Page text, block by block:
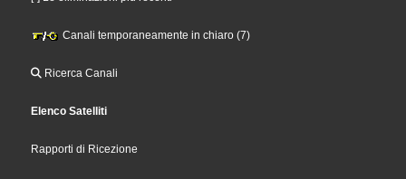
Canali temporaneamente in chiaro (7)
Ricerca Canali
Elenco Satelliti
Rapporti di Ricezione